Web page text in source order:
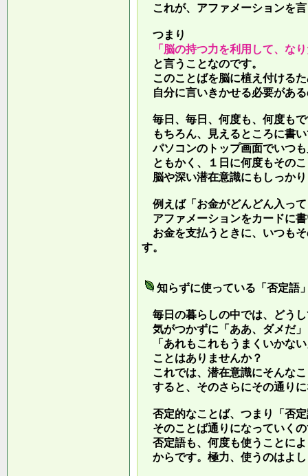
これが、アファメーションを
つまり
「脳の持つ力を利用して、な
と言うことなのです。
このことばを脳に植え付ける
自分に言いきかせる必要があ
毎日、毎日、何度も、何度も
もちろん、見えるところに書
パソコンのトップ画面でいつ
ともかく、１日に何度もその
脳や深い潜在意識にもしっか
例えば「お金がどんどん入っ
アファメーションをカードに
お金を支払うときに、いつも
す。
知らずに使っている「否定語
毎日の暮らしの中では、どう
気がつかずに「ああ、ダメだ
「あれもこれもうまくいかな
ことはありませんか？
これでは、潜在意識にそんな
すると、そのさらにその通り
否定的なことば、つまり「否
そのことば通りになっていく
否定語も、何度も使うことに
からです。極力、使うのはよ